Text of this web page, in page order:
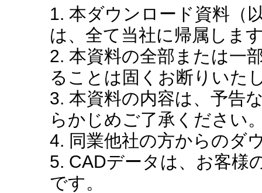
1. 本ダウンロード資料（
は、全て当社に帰属しま
2. 本資料の全部または一
ることは固くお断りいた
3. 本資料の内容は、予告
らかじめご了承ください
4. 同業他社の方からのダ
5. CADデータは、お客様
です。